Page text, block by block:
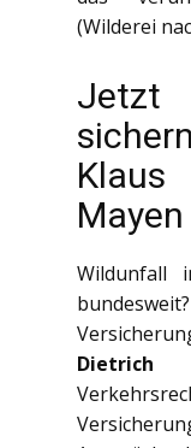
(Wilderei
Jetzt
Klaus
Mayen
Wildunfall
Dietrich